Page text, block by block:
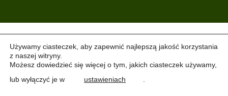
(C) 2017-2022 PARAGRAF MILITARIA.
Używamy ciasteczek, aby zapewnić najlepszą jakość korzystania
z naszej witryny.
Możesz dowiedzieć się więcej o tym, jakich ciasteczek używamy,
lub wyłączyć je w
ustawieniach